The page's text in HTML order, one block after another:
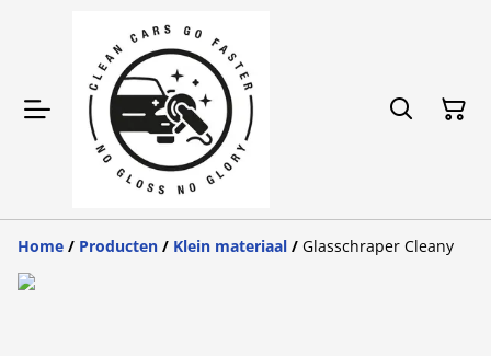
Home / Producten / Klein materiaal / Glasschraper Cleany